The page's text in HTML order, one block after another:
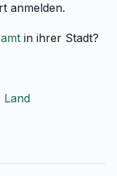
anmelden.
in ihrer Stadt?
Land